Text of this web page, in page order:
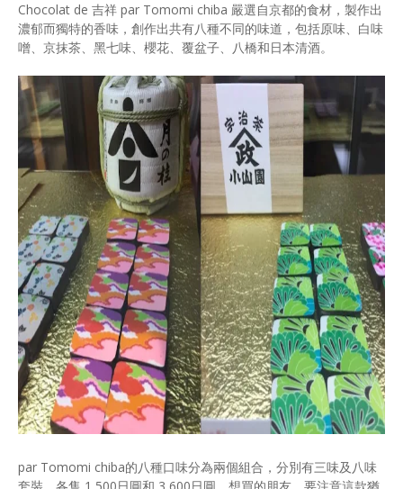
Chocolat de 吉祥 par Tomomi chiba 嚴選自京都的食材，製作出
濃郁而獨特的香味，創作出共有八種不同的味道，包括原味、白味
噌、京抹茶、黑七味、櫻花、覆盆子、八橋和日本清酒。
par Tomomi chiba的八種口味分為兩個組合，分別有三味及八味